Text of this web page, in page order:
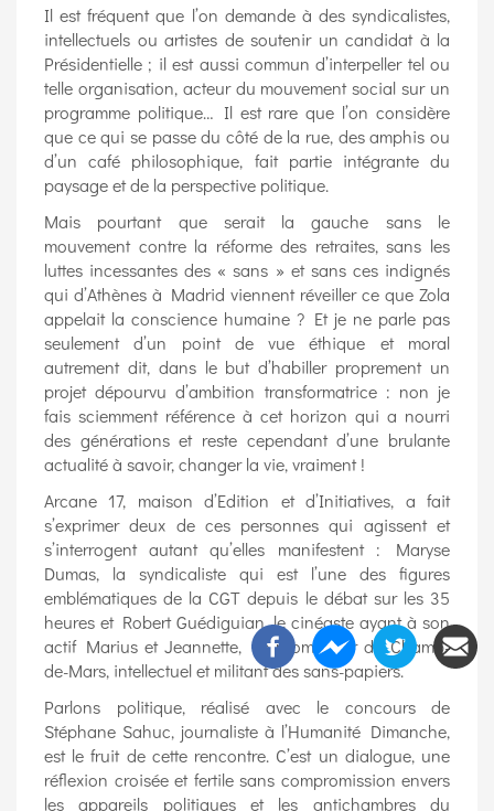
Il est fréquent que l’on demande à des syndicalistes,
intellectuels ou artistes de soutenir un candidat à la
Présidentielle ; il est aussi commun d’interpeller tel ou
telle organisation, acteur du mouvement social sur un
programme politique… Il est rare que l’on considère
que ce qui se passe du côté de la rue, des amphis ou
d’un café philosophique, fait partie intégrante du
paysage et de la perspective politique.
Mais pourtant que serait la gauche sans le
mouvement contre la réforme des retraites, sans les
luttes incessantes des « sans » et sans ces indignés
qui d’Athènes à Madrid viennent réveiller ce que Zola
appelait la conscience humaine ? Et je ne parle pas
seulement d’un point de vue éthique et moral
autrement dit, dans le but d’habiller proprement un
projet dépourvu d’ambition transformatrice : non je
fais sciemment référence à cet horizon qui a nourri
des générations et reste cependant d’une brulante
actualité à savoir, changer la vie, vraiment !
Arcane 17, maison d’Edition et d’Initiatives, a fait
s’exprimer deux de ces personnes qui agissent et
s’interrogent autant qu’elles manifestent : Maryse
Dumas, la syndicaliste qui est l’une des figures
emblématiques de la CGT depuis le débat sur les 35
heures et Robert Guédiguian, le cinéaste ayant à son
actif Marius et Jeannette, Le promeneur du Champ-
de-Mars, intellectuel et militant des sans-papiers.
Parlons politique, réalisé avec le concours de
Stéphane Sahuc, journaliste à l’Humanité Dimanche,
est le fruit de cette rencontre. C’est un dialogue, une
réflexion croisée et fertile sans compromission envers
les appareils politiques et les antichambres du